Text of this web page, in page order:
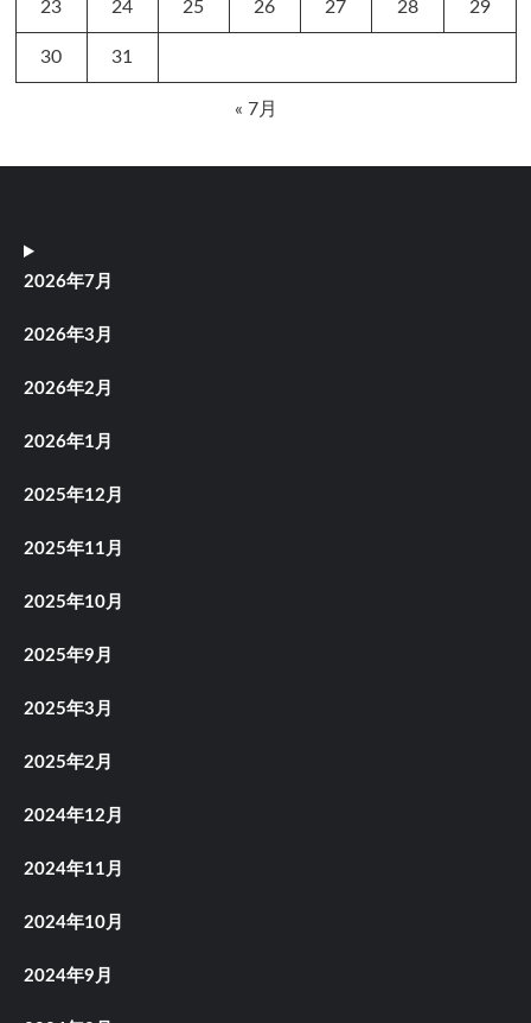
23 24 25 26 27 28 29
30 31
« 7月
2026年7月
2026年3月
2026年2月
2026年1月
2025年12月
2025年11月
2025年10月
2025年9月
2025年3月
2025年2月
2024年12月
2024年11月
2024年10月
2024年9月